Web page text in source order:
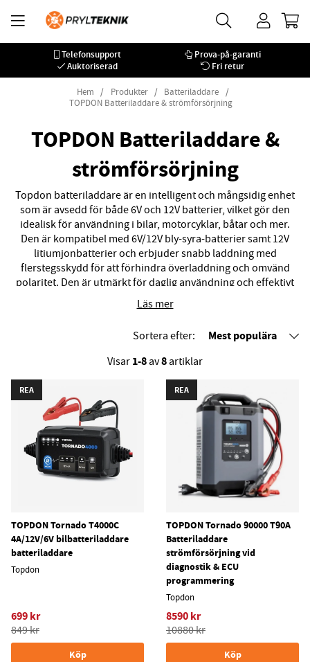
Telefonsupport
Prova-på-garanti
Auktoriserad
Fri retur
Hem Produkter
Batteriladdare
TOPDON Batteriladdare & strömförsörjning
TOPDON Batteriladdare &
strömförsörjning
Topdon batteriladdare är en intelligent och mångsidig enhet
som är avsedd för både 6V och 12V batterier, vilket gör den
idealisk för användning i bilar, motorcyklar, båtar och mer.
Den är kompatibel med 6V/12V bly-syra-batterier samt 12V
litiumjonbatterier och erbjuder snabb laddning med
flerstegsskydd för att förhindra överladdning och omvänd
polaritet. Den är utmärkt för daglig användning och effektivt
underhåll av batterier. Snabb och säker laddning av ditt
batteri. Mångsidig kompatibilitet: Stöder både 6V och 12V bly-
Avancerad säkerhet: Utrustad med skydd mot omvänd
polaritet, kortslutning och överladdning. Skyddsklassning:
genom diagnostik-, bulk- och underhållssteg. Användarvänlig
design: LED-indikatorer och intuitiva kontroller gör driften
Läs mer
Sortera efter: Mest populära
Visar 1-8av8artiklar
REA
TOPDON Tornado T4000C
4A/12V/6V bilbatteriladdare
batteriladdare
Topdon
699 kr
849 kr
Köp
REA
TOPDON Tornado 90000 T90A
Batteriladdare
strömförsörjning vid
diagnostik & ECU
programmering
Topdon
8590 kr
10880 kr
Köp